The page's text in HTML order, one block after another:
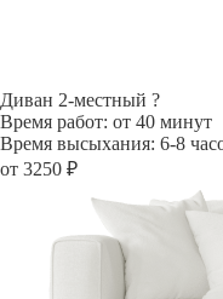
Диван 2-местный ?
Время работ: от 40 минут
Время высыхания: 6-8
от 3250 ₽